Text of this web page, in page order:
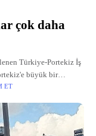
çok daha
Türkiye-Portekiz İş
büyük bir
dostlarımız
ET